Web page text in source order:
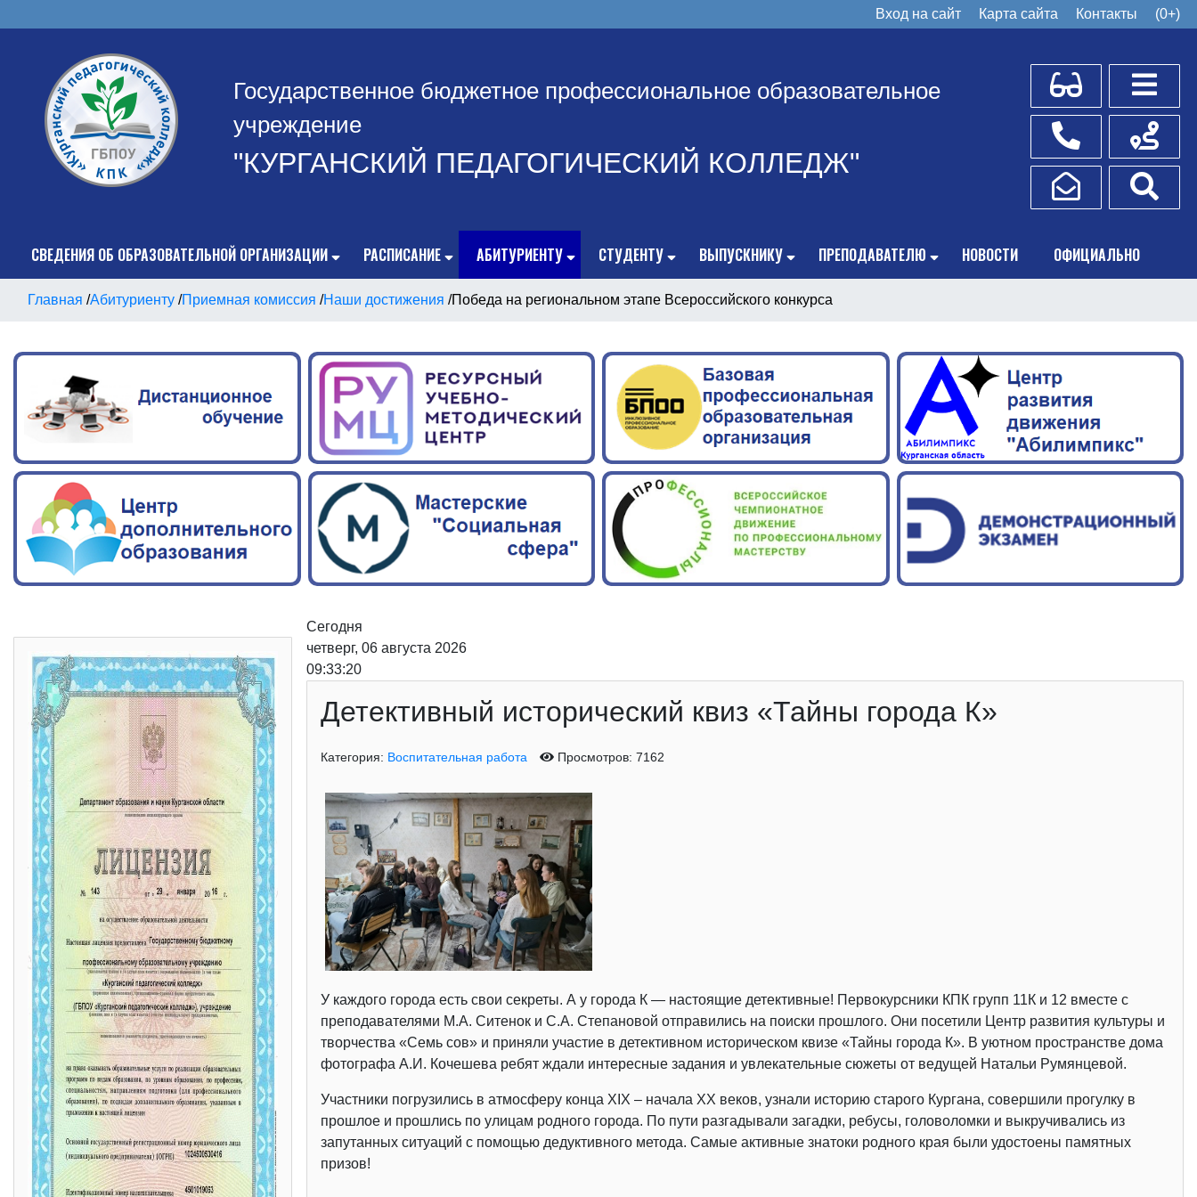
Вход на сайт Карта сайта Контакты (0+)
Государственное бюджетное профессиональное образовательное
учреждение
"КУРГАНСКИЙ ПЕДАГОГИЧЕСКИЙ КОЛЛЕДЖ"
Для слабовидящих
Телефоны
Написать обращение
Схема
СВЕДЕНИЯ ОБ ОБРАЗОВАТЕЛЬНОЙ ОРГАНИЗАЦИИ РАСПИСАНИЕ АБИТУРИЕНТУ СТУДЕНТУ ВЫПУСКНИКУ ПРЕПОДАВАТЕЛЮ НОВОСТИ ОФИЦИАЛЬНО
Главная /Абитуриенту /Приемная комиссия /Наши достижения /Победа на региональном этапе Всероссийского конкурса
Сегодня
четверг, 06 августа 2026
09:33:21
Детективный исторический квиз «Тайны города К»
Категория: Воспитательная работа Просмотров: 7162
У каждого города есть свои секреты. А у города К — настоящие детективные! Первокурсники КПК групп 11К и 12 вместе с
преподавателями М.А. Ситенок и С.А. Степановой отправились на поиски прошлого. Они посетили Центр развития культуры и
творчества «Семь сов» и приняли участие в детективном историческом квизе «Тайны города К». В уютном пространстве дома
фотографа А.И. Кочешева ребят ждали интересные задания и увлекательные сюжеты от ведущей Натальи Румянцевой.
Участники погрузились в атмосферу конца XIX – начала XX веков, узнали историю старого Кургана, совершили прогулку в
прошлое и прошлись по улицам родного города. По пути разгадывали загадки, ребусы, головоломки и выкручивались из
запутанных ситуаций с помощью дедуктивного метода. Самые активные знатоки родного края были удостоены памятных
призов!